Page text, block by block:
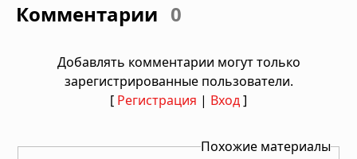
Комментарии 0
Добавлять комментарии могут только
зарегистрированные пользователи.
[ Регистрация | Вход]
Похожие материалы